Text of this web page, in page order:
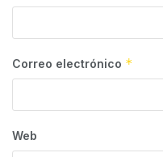
Correo electrónico *
Web